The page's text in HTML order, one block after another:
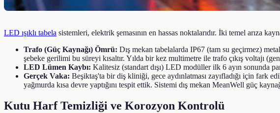
LED ışıklı tabela sistemleri, elektrik şemasının en hassas noktalarıdır. İki temel arıza
Trafo (Güç Kaynağı) Ömrü: Dış mekan tabelalarda IP67 (tam su geçirmez)
şebeke gerilimi bu süreyi kısaltır. Yılda bir kez multimetre ile trafo çıkış voltajı
LED Lümen Kaybı: Kalitesiz (standart dışı) LED modüller ilk 6 ayın sonunda
Gerçek Vaka: Beşiktaş'ta bir diş kliniği, gece aydınlatması zayıfladığı için fark
yağmurda kısa devre yaptığını tespit ettik. Sistemi dış mekan MeanWell güç
Kutu Harf Temizliği ve Korozyon Kontrolü